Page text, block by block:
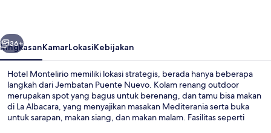
Berikutnya
36+
RingkasanKamarLokasiKebijakan
Hotel Montelirio memiliki lokasi strategis, berada hanya beberapa
langkah dari Jembatan Puente Nuevo. Kolam renang outdoor
merupakan spot yang bagus untuk berenang, dan tamu bisa makan
di La Albacara, yang menyajikan masakan Mediterania serta buka
untuk sarapan, makan siang, dan makan malam. Fasilitas seperti